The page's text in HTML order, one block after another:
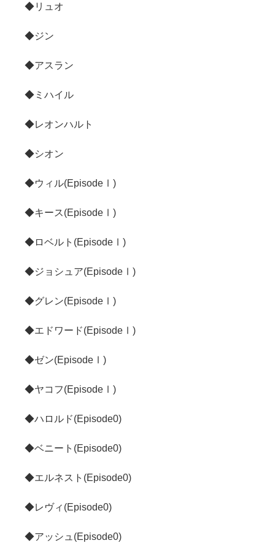
◆リュオ
◆ジン
◆アスラン
◆ミハイル
◆レオンハルト
◆シオン
◆ウィル(EpisodeⅠ)
◆キース(EpisodeⅠ)
◆ロベルト(EpisodeⅠ)
◆ジョシュア(EpisodeⅠ)
◆グレン(EpisodeⅠ)
◆エドワード(EpisodeⅠ)
◆ゼン(EpisodeⅠ)
◆ヤコフ(EpisodeⅠ)
◆ハロルド(Episode0)
◆ベニート(Episode0)
◆エルネスト(Episode0)
◆レヴィ(Episode0)
◆アッシュ(Episode0)